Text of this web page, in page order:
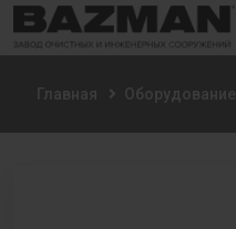
Главная Оборудование